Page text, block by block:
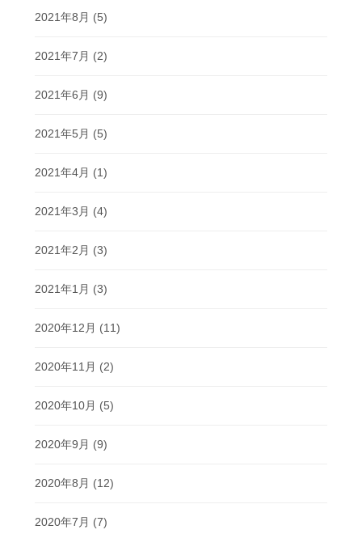
2021年8月 (5)
2021年7月 (2)
2021年6月 (9)
2021年5月 (5)
2021年4月 (1)
2021年3月 (4)
2021年2月 (3)
2021年1月 (3)
2020年12月 (11)
2020年11月 (2)
2020年10月 (5)
2020年9月 (9)
2020年8月 (12)
2020年7月 (7)